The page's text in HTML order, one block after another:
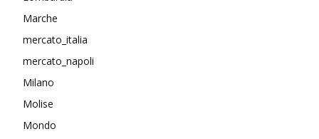
Marche
mercato_italia
mercato_napoli
Milano
Molise
Mondo